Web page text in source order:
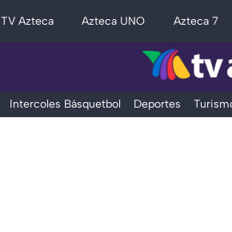
TV Azteca Azteca UNO Azteca 7
Intercoles Básquetbol Deportes